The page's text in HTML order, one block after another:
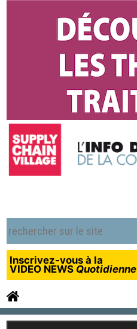
Inscrivez-vous à la
VIDEO NEWS Quotidienne